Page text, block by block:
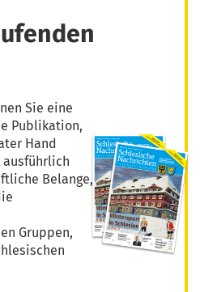
Sie eine
Publikation,
Hand
Belange,
Gruppen,